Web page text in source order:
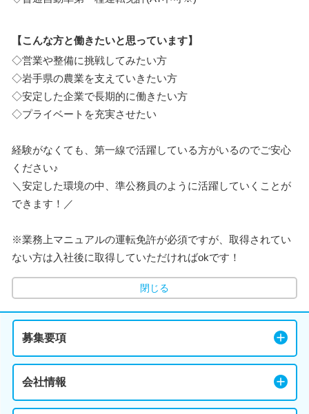
【こんな方と働きたいと思っています】
◇営業や整備に挑戦してみたい方
◇岩手県の農業を支えていきたい方
◇安定した企業で長期的に働きたい方
◇プライベートを充実させたい
経験がなくても、第一線で活躍している方がいるのでご安心
ください♪
＼安定した環境の中、準公務員のように活躍していくことが
できます！／
※業務上マニュアルの運転免許が必須ですが、取得されてい
ない方は入社後に取得していただければokです！
閉じる
募集要項
会社情報